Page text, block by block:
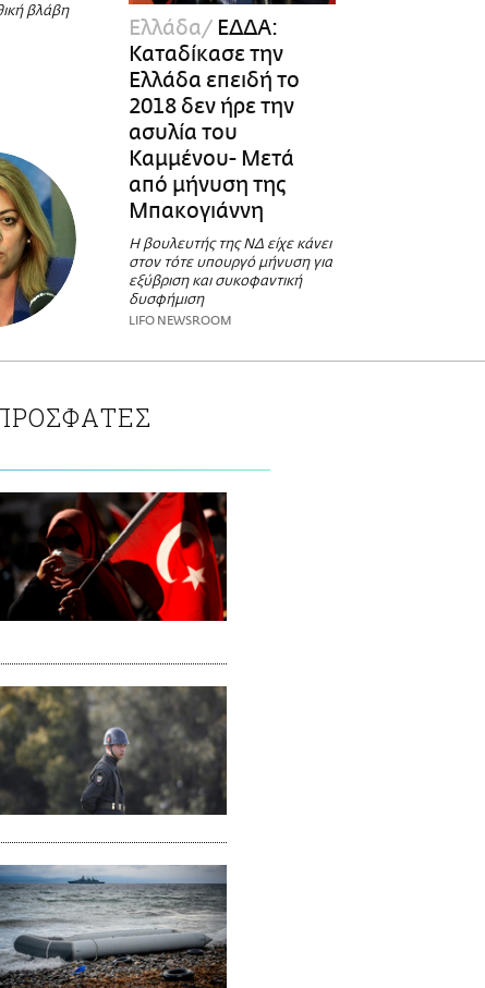
βλάβη
Ελλάδα ΕΔΔΑ:
Καταδίκασε την
Ελλάδα επειδή το
2018 δεν ήρε την
ασυλία του
Καμμένου- Μετά
από μήνυση της
Μπακογιάννη
Η βουλευτής της ΝΔ είχε κάνει
στον τότε υπουργό μήνυση για
εξύβριση και συκοφαντική
δυσφήμιση
LIFO NEWSROOM